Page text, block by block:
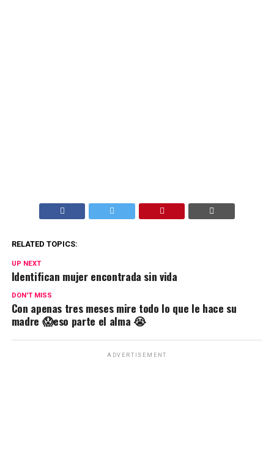
RELATED TOPICS:
UP NEXT
Identifican mujer encontrada sin vida
DON'T MISS
Con apenas tres meses mire todo lo que le hace su
madre 😱eso parte el alma 😭
ADVERTISEMENT